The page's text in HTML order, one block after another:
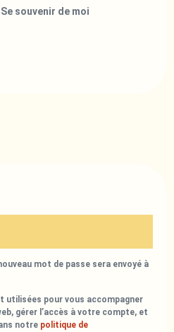
Se souvenir de moi
mot de passe sera envoyé à
utilisées pour vous accompagner
gérer l’accès à votre compte, et
notre politique de